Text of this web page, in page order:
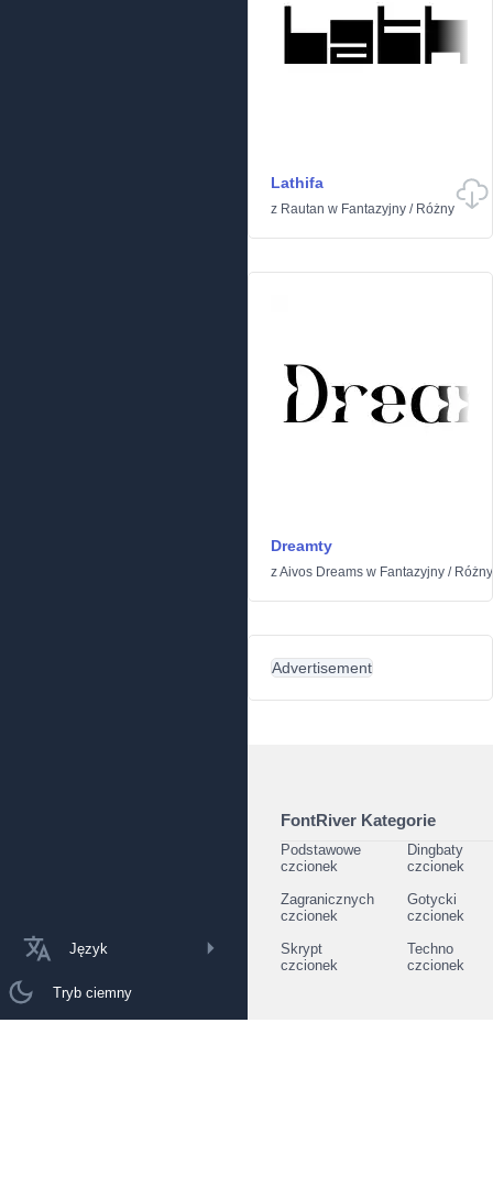
Język
Tryb ciemny
Lathifa
z Rautan w Fantazyjny / Różny
Dreamty
zAivos Dreams w Fantazyjny / Różny
Advertisement
FontRiver Kategorie
Podstawowe
czcionek
Dingbaty
czcionek
Zagranicznych
czcionek
Gotycki
czcionek
Skrypt
czcionek
Techno
czcionek